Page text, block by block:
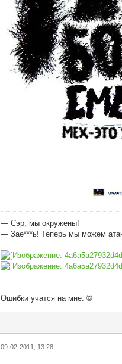
— Сэр, мы окружены!
— Зае***ь! Теперь мы можем
Ошибки учатся на мне. ©
09-02-2011, 13:28